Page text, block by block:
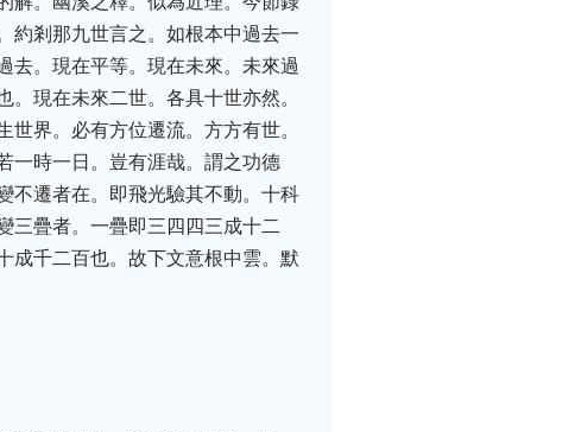
約剎那九世言之。如根本中過去一
去。現在平等。現在未來。未來過
現在未來二世。各具十世亦然。
界。必有方位遷流。方方有世。
一時一日。豈有涯哉。謂之功德
不遷者在。即飛光驗其不動。十科
三疊者。一疊即三四四三成十二
成千二百也。故下文意根中雲。默